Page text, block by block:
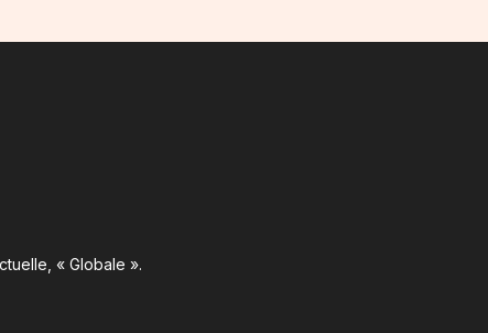
« Globale ».